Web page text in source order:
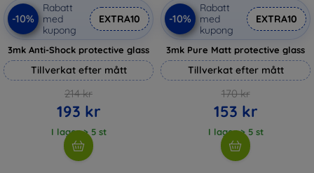
-10%
Rabatt
med
kupong
EXTRA10
3mk Anti-Shock protective glass
Tillverkat efter mått
214 kr
193 kr
I lager > 5 st
-10%
Rabatt
med
kupong
EXTRA10
3mk Pure Matt protective glass
Tillverkat efter mått
170 kr
153 kr
I lager > 5 st